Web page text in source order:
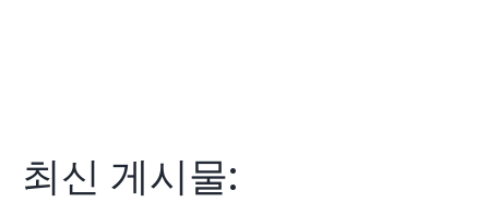
최신 게시물: